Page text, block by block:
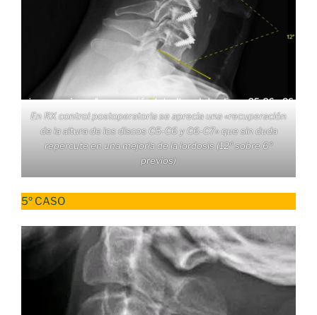
En RX control postoperatoria se aprecia una «recuperación
de la altura de los discos C5-C6 y C6-C7» que sin duda
repercute en una mejoría de la lordosis (12º sobre 6º
previos)
5º CASO